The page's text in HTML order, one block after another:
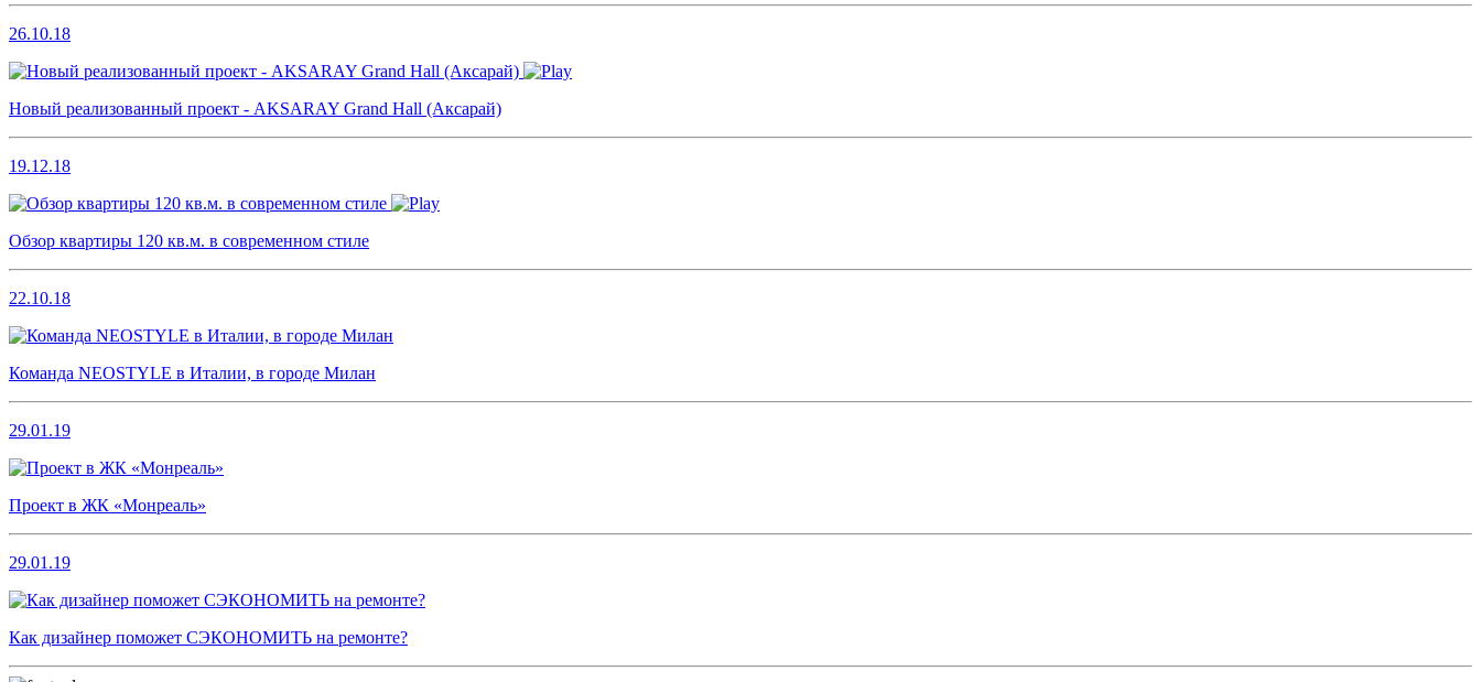
26.10.18
Новый реализованный проект - AKSARAY Grand Hall (Аксарай)
19.12.18
Обзор квартиры 120 кв.м. в современном стиле
22.10.18
Команда NEOSTYLE в Италии, в городе Милан
29.01.19
Проект в ЖК «Монреаль»
29.01.19
Как дизайнер поможет СЭКОНОМИТЬ на ремонте?